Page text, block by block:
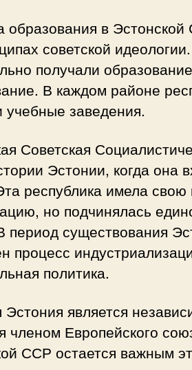
образования в
советской
получали
В каждом районе
заведения.
Советская
Эстонии, когда она
республика имела
но подчинялась
период существования
процесс
политика.
Эстония является
членом Европейского
ССР остается важным